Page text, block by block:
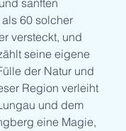
sanften
60 solcher
versteckt, und
seine eigene
der Natur und
Region verleiht
und dem
eine Magie,